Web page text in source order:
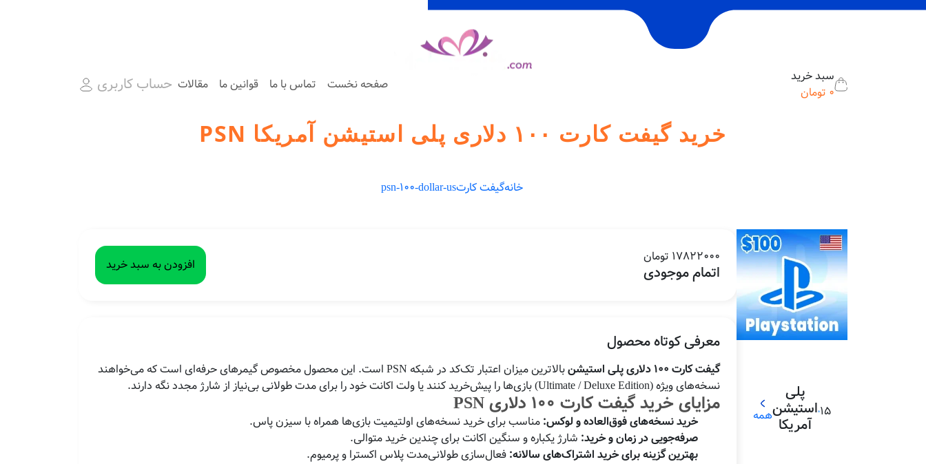
سبد خرید
0 تومان صفحه نخست تماس با ما قوانین ما مقالات حساب کاربری
خرید گیفت کارت ۱۰۰ دلاری پلی استیشن آمریکا PSN
خانهگیفت کارتpsn-100-dollar-us
15
پلی
استیشن
آمریکا همه
17822000 تومان
اتمام موجودی افزودن به سبد خرید
معرفی کوتاه محصول
گیفت کارت ۱۰۰ دلاری پلی استیشن
بالاترین میزان اعتبار تک‌کد در شبکه PSN است. این محصول مخصوص گیمرهای حرفه‌ای است که می‌خواهند
نسخه‌های ویژه (Ultimate / Deluxe Edition) بازی‌ها را پیش‌خرید کنند یا ولت اکانت خود را برای مدت طولانی بی‌نیاز از شارژ مجدد نگه دارند.
مزایای خرید گیفت کارت ۱۰۰ دلاری PSN
خرید نسخه‌های فوق‌العاده و لوکس: مناسب برای خرید نسخه‌های اولتیمیت بازی‌ها همراه با سیزن پاس.
صرفه‌جویی در زمان و خرید: شارژ یکباره و سنگین اکانت برای چندین خرید متوالی.
بهترین گزینه برای خرید اشتراک‌های سالانه: فعال‌سازی طولانی‌مدت پلاس اکسترا و پرمیوم.